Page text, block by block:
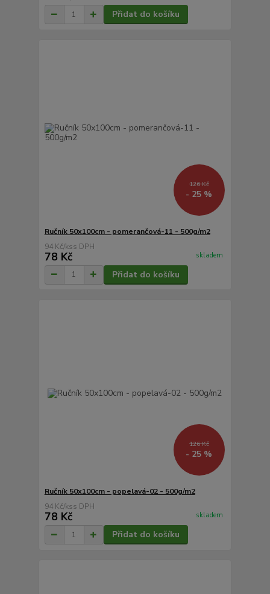
Přidat do košíku
126 Kč
- 25 %
Ručník 50x100cm - pomerančová-11 - 500g/m2
94 Kč/ks
78 Kč skladem
Přidat do košíku
126 Kč
- 25 %
Ručník 50x100cm - popelavá-02 - 500g/m2
94 Kč/ks
78 Kč skladem
Přidat do košíku